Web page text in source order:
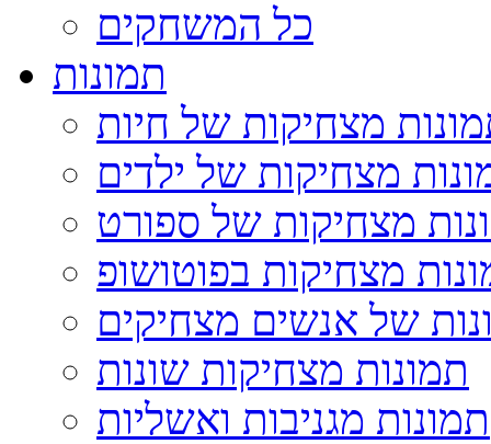
כל המשחקים
תמונות
מצחיקות של חיות
מצחיקות של ילדים
מצחיקות של ספורט
מצחיקות בפוטושופ
של אנשים מצחיקים
תמונות מצחיקות שונות
תמונות מגניבות ואשליות